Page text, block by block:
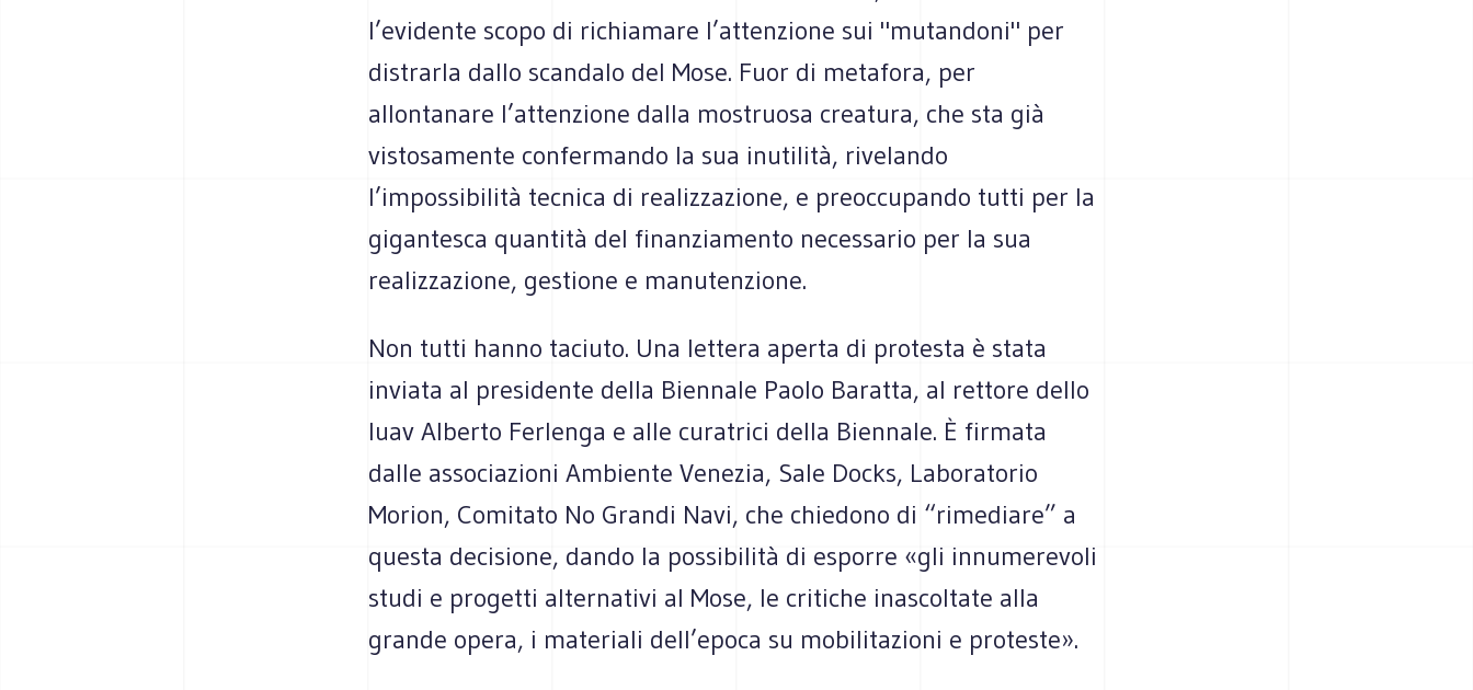
l’evidente scopo di richiamare l’attenzione sui "mutandoni" per
distrarla dallo scandalo del Mose. Fuor di metafora, per
allontanare l’attenzione dalla mostruosa creatura, che sta già
vistosamente confermando la sua inutilità, rivelando
l’impossibilità tecnica di realizzazione, e preoccupando tutti per la
gigantesca quantità del finanziamento necessario per la sua
realizzazione, gestione e manutenzione.
Non tutti hanno taciuto. Una lettera aperta di protesta è stata
inviata al presidente della Biennale Paolo Baratta, al rettore dello
Iuav Alberto Ferlenga e alle curatrici della Biennale. È firmata
dalle associazioni Ambiente Venezia, Sale Docks, Laboratorio
Morion, Comitato No Grandi Navi, che chiedono di “rimediare” a
questa decisione, dando la possibilità di esporre «gli innumerevoli
studi e progetti alternativi al Mose, le critiche inascoltate alla
grande opera, i materiali dell’epoca su mobilitazioni e proteste».